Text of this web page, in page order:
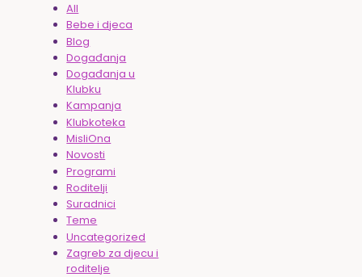
All
Bebe i djeca
Blog
Događanja
Događanja u
Klubku
Kampanja
Klubkoteka
MisliOna
Novosti
Programi
Roditelji
Suradnici
Teme
Uncategorized
Zagreb za djecu i
roditelje